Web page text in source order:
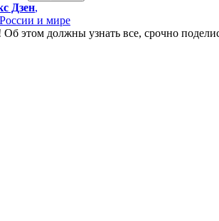
Дзен,
и мире
этом должны узнать все, срочно